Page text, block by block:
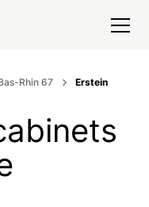
Rhin 67 Erstein